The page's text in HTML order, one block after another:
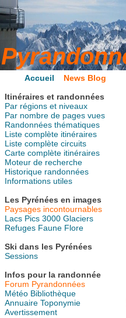
Accueil
News Blog
Itinéraires et randonnées
Par régions et niveaux
Par nombre de pages vues
Randonnées thématiques
Liste complète itinéraires
Liste complète circuits
Carte complète itinéraires
Moteur de recherche
Historique randonnées
Informations utiles
Les Pyrénées en images
Paysages incontournables
Lacs Pics 3000 Glaciers
Refuges Faune Flore
Ski dans les Pyrénées
Sessions
Infos pour la randonnée
Forum Pyrandonnées
Météo Bibliothèque
Annuaire Toponymie
Avertissement